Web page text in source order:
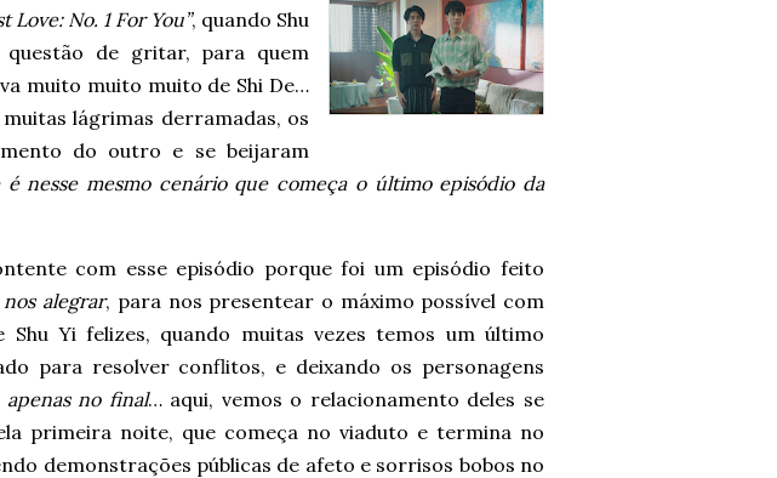
Love: No. 1 For You”, quando Shu
de gritar, para quem
muito muito muito de Shi De…
lágrimas derramadas, os
do outro e se beijaram
é nesse mesmo cenário que começa o último episódio da
com esse episódio porque foi um episódio feito
nos alegrar, para nos presentear o máximo possível com
Shu Yi felizes, quando muitas vezes temos um último
para resolver conflitos, e deixando os personagens
apenas no final… aqui, vemos o relacionamento deles se
primeira noite, que começa no viaduto e termina no
demonstrações públicas de afeto e sorrisos bobos no